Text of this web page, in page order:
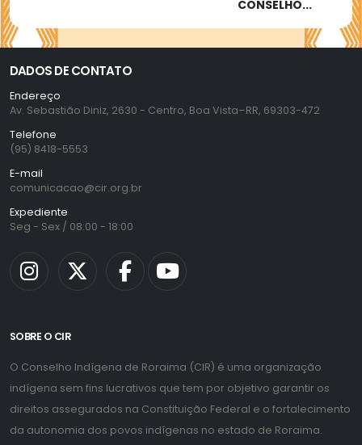
CONSELHO...
DADOS DE CONTATO
Endereço
Av. Sebastião Diniz, 2630 - Centro, Boa Vista–RR, 69303-472
Telefone
(95) 8418-5553
E-mail
comunicacao@cir.org.br
Expediente
Seg - Sex / 08:00 - 18:00
SOBRE O CIR
O Conselho Indígena de Roraima (CIR) é uma organização
indígena sem fins lucrativos que tem por objetivo garantir os
direitos assegurados na Constituição Federal e o fortalecimento
da autonomia dos povos indígenas no estado de Roraima.